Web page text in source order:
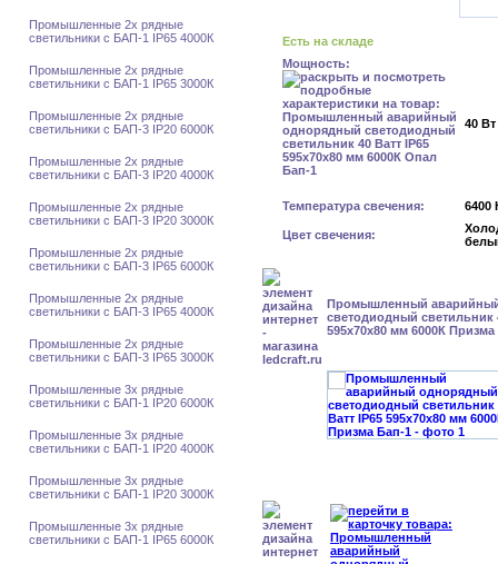
Промышленные 2х рядные
светильники с БАП-1 IP65 4000К
Промышленные 2х рядные
светильники с БАП-1 IP65 3000К
Промышленные 2х рядные
светильники с БАП-3 IP20 6000К
Промышленные 2х рядные
светильники с БАП-3 IP20 4000К
Промышленные 2х рядные
светильники с БАП-3 IP20 3000К
Промышленные 2х рядные
светильники с БАП-3 IP65 6000К
Промышленные 2х рядные
светильники с БАП-3 IP65 4000К
Промышленные 2х рядные
светильники с БАП-3 IP65 3000К
Промышленные 3х рядные
светильники с БАП-1 IP20 6000К
Промышленные 3х рядные
светильники с БАП-1 IP20 4000К
Промышленные 3х рядные
светильники с БАП-1 IP20 3000К
Промышленные 3х рядные
светильники с БАП-1 IP65 6000К
Есть на складе
Мощность:
40 Вт
Температура свечения: 6400
Цвет свечения:
Промышленный
светодиодный светильник
595x70x80 мм 6000К